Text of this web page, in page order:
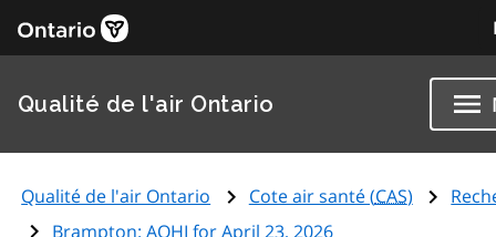
Qualité de l'air Ontario
Qualité de l'air Ontario Cote air santé (CAS)
Brampton:AQHI for April 23, 2026